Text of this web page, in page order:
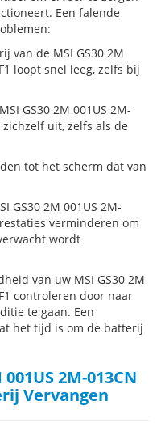
Een falende
van de MSI GS30 2M
loopt snel leeg, zelfs bij
GS30 2M 001US 2M-
zichzelf uit, zelfs als de
tot het scherm dat van
GS30 2M 001US 2M-
verminderen om
wordt
van uw MSI GS30 2M
controleren door naar
te gaan. Een
het tijd is om de batterij
2M-013CN
Vervangen